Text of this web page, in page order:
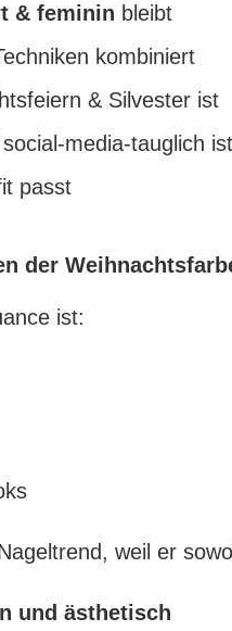
& feminin bleibt
kombiniert
& Silvester ist
media-tauglich ist
passt
der
ist:
weil er
und ästhetisch